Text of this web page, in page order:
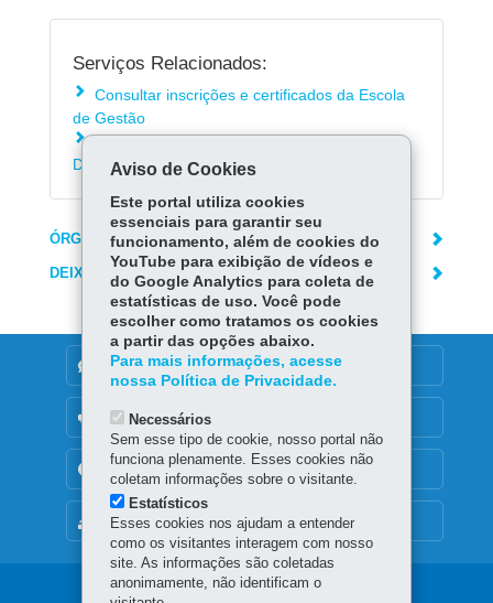
Serviços Relacionados:
Consultar inscrições e certificados da Escola
de Gestão
Conhecer a capacitação a distância - Efaz
Digital (EAD)
ÓRGÃO RESPONSÁVEL
DEIXE SUA OPINIÃO
MAPA DO SITE
DENUNCIE CORRUPÇÃO
OUVIDORIA
TRANSPARÊNCIA INSTITUCIONAL
Aviso de Cookies
Este portal utiliza cookies
essenciais para garantir seu
funcionamento, além de cookies do
YouTube para exibição de vídeos e
do Google Analytics para coleta de
estatísticas de uso. Você pode
escolher como tratamos os cookies
a partir das opções abaixo.
Para mais informações, acesse
nossa Política de Privacidade.
Necessários
Sem esse tipo de cookie, nosso portal não
funciona plenamente. Esses cookies não
coletam informações sobre o visitante.
Estatísticos
Esses cookies nos ajudam a entender
como os visitantes interagem com nosso
site. As informações são coletadas
anonimamente, não identificam o